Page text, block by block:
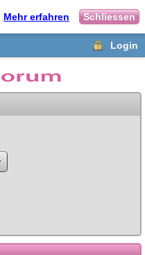
Mehr erfahren Schliessen
Login